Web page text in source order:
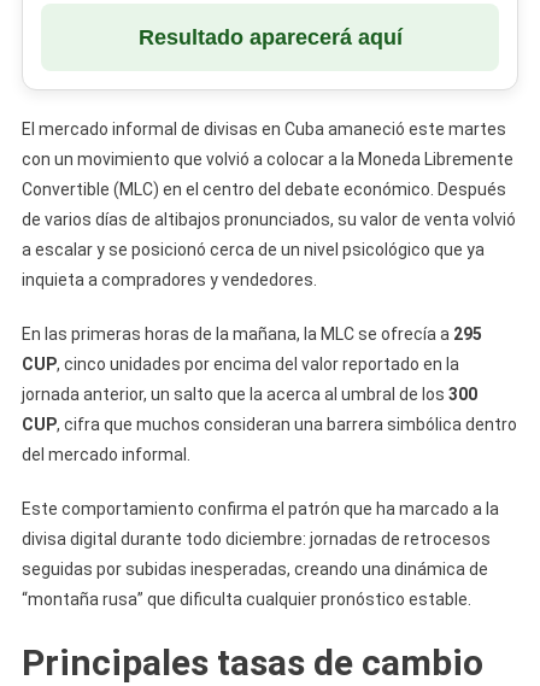
Resultado aparecerá aquí
El mercado informal de divisas en Cuba amaneció este martes
con un movimiento que volvió a colocar a la Moneda Libremente
Convertible (MLC) en el centro del debate económico. Después
de varios días de altibajos pronunciados, su valor de venta volvió
a escalar y se posicionó cerca de un nivel psicológico que ya
inquieta a compradores y vendedores.
En las primeras horas de la mañana, la MLC se ofrecía a 295
CUP, cinco unidades por encima del valor reportado en la
jornada anterior, un salto que la acerca al umbral de los 300
CUP, cifra que muchos consideran una barrera simbólica dentro
del mercado informal.
Este comportamiento confirma el patrón que ha marcado a la
divisa digital durante todo diciembre: jornadas de retrocesos
seguidas por subidas inesperadas, creando una dinámica de
“montaña rusa” que dificulta cualquier pronóstico estable.
Principales tasas de cambio